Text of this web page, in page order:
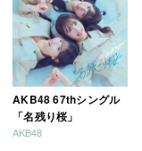
AKB48 67thシングル
「名残り桜」
AKB48